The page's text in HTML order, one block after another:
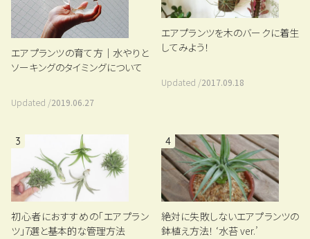
エアプランツの育て方｜水やりと
ソーキングのタイミングについて
Updated /2019.06.27
エアプランツを木のバークに着生
してみよう！
Updated /2017.09.18
3
初心者におすすめの「エアプラン
ツ」7選と基本的な管理方法
4
絶対に失敗しないエアプランツの
鉢植え方法！ ‘水苔 ver.’